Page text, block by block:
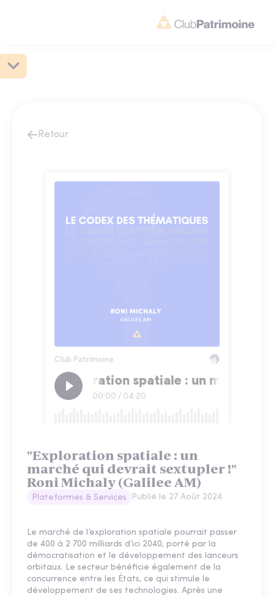
Retour
"Exploration spatiale : un
marché qui devrait sextupler !"
Roni Michaly (Galilee AM)
Plateformes & Services Publié le 27 Août 2024
Le marché de l’exploration spatiale pourrait passer
de 400 à 2 700 milliards d’ici 2040, porté par la
démocratisation et le développement des lanceurs
orbitaux. Le secteur bénéficie également de la
concurrence entre les États, ce qui stimule le
développement de ses technologies. Après une